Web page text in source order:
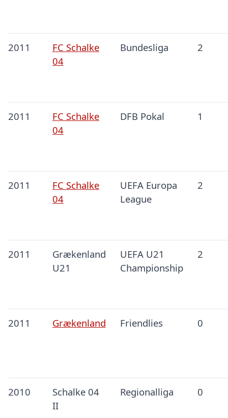
2011
FC Schalke
04
Bundesliga 2
2011
FC Schalke
04
DFB Pokal 1
2011
FC Schalke
04
UEFA Europa
League
2
2011
Grækenland
U21
UEFA U21
Championship
2
2011 Grækenland Friendlies 0
2010
Schalke 04
II
Regionalliga 0